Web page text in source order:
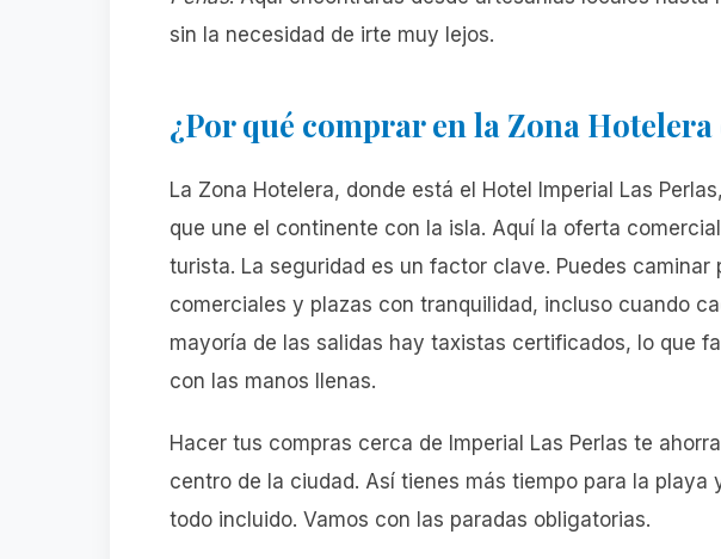
sin la necesidad de irte muy lejos.
¿Por qué comprar en la Zona Hotelera
La Zona Hotelera, donde está el Hotel Imperial Las
que une el continente con la isla. Aquí la oferta
turista. La seguridad es un factor clave. Puedes caminar
comerciales y plazas con tranquilidad, incluso cuando
mayoría de las salidas hay taxistas certificados, lo que
con las manos llenas.
Hacer tus compras cerca de Imperial Las Perlas te
centro de la ciudad. Así tienes más tiempo para la playa
todo incluido. Vamos con las paradas obligatorias.